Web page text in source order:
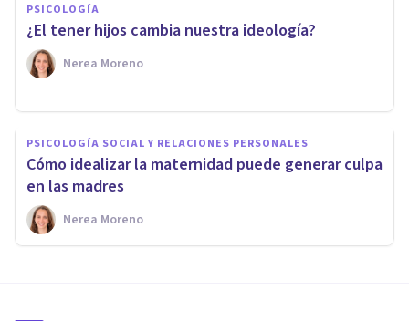
PSICOLOGÍA
¿El tener hijos cambia nuestra ideología?
Nerea Moreno
PSICOLOGÍA SOCIAL Y RELACIONES PERSONALES
Cómo idealizar la maternidad puede generar culpa
en las madres
Nerea Moreno